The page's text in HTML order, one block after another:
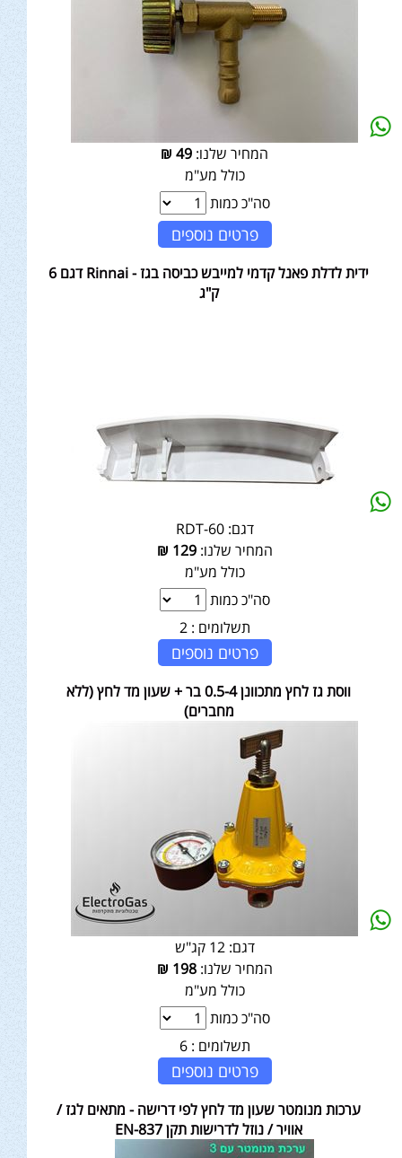
המחיר שלנו: 49
₪
כולל מע"מ
סה"כ כמות
פרטים נוספים
ידית לדלת פאנל קדמי למייבש כביסה בגז - Rinnai דגם 6
ק"ג
דגם: RDT-60
המחיר שלנו:129
₪
כולל מע"מ
סה"כ כמות
תשלומים : 2
פרטים נוספים
ווסת גז לחץ מתכוונן 0.5-4 בר + שעון מד לחץ (ללא
מחברים)
דגם: 12 קג"ש
המחיר שלנו:198
₪
כולל מע"מ
סה"כ כמות
תשלומים : 6
פרטים נוספים
ערכות מנומטר שעון מד לחץ לפי דרישה - מתאים לגז /
אוויר / נוזל לדרישות תקן EN-837